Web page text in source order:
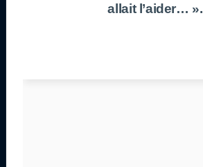
allait l’aider… ».